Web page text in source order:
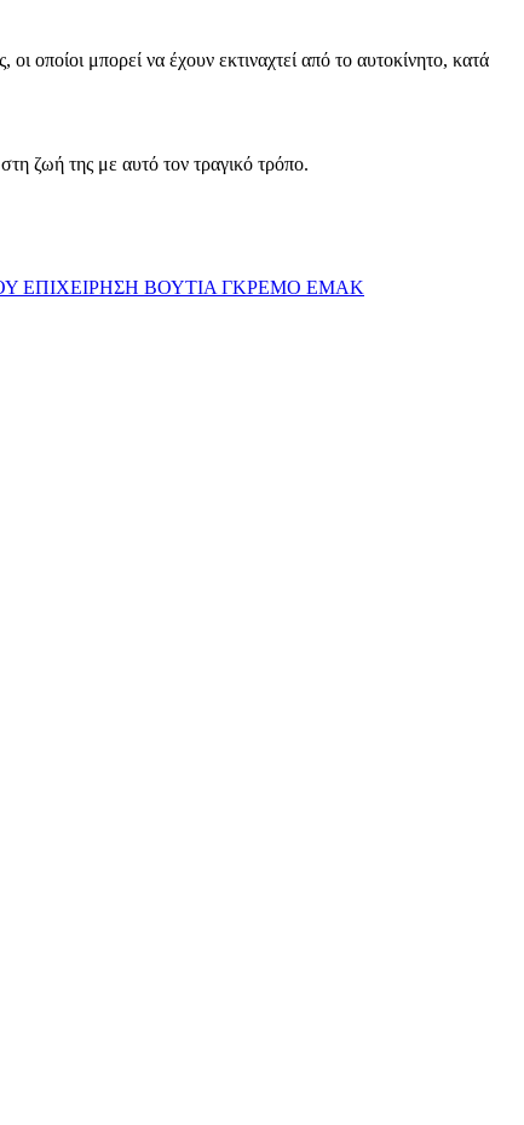
οποίοι μπορεί να έχουν εκτιναχτεί από το αυτοκίνητο, κατά
ζωή της με αυτό τον τραγικό τρόπο.
ΕΠΙΧΕΙΡΗΣΗ ΒΟΥΤΙΑ ΓΚΡΕΜΟ ΕΜΑΚ